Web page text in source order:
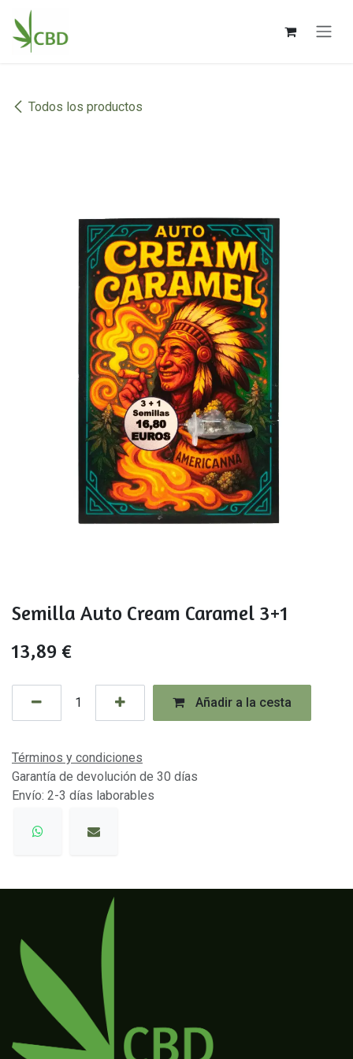
Ir al contenido
Todos los productos
Semilla Auto Cream Caramel 3+1
13,89 €
Añadir a la cesta
Términos y condiciones
Garantía de devolución de 30 días
Envío: 2-3 días laborables